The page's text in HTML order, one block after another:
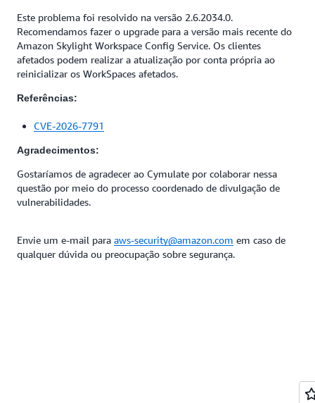
Este problema foi resolvido na versão 2.6.2034.0.
Recomendamos fazer o upgrade para a versão mais recente do
Amazon Skylight Workspace Config Service. Os clientes
afetados podem realizar a atualização por conta própria ao
reinicializar os WorkSpaces afetados.
Referências:
CVE-2026-7791
Agradecimentos:
Gostaríamos de agradecer ao Cymulate por colaborar nessa
questão por meio do processo coordenado de divulgação de
vulnerabilidades.
Envie um e-mail para aws-security@amazon.com em caso de
qualquer dúvida ou preocupação sobre segurança.